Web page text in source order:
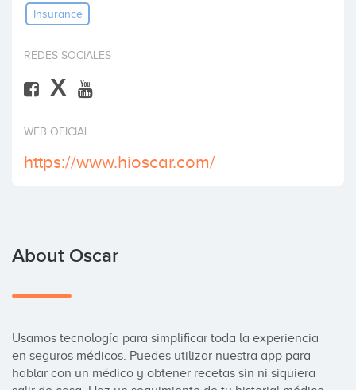
InvestInsurance
REDES SOCIALES
X
WEB OFICIAL
https://www.hioscar.com/
About Oscar
Usamos tecnología para simplificar toda la experiencia
en seguros médicos. Puedes utilizar nuestra app para
hablar con un médico y obtener recetas sin ni siquiera